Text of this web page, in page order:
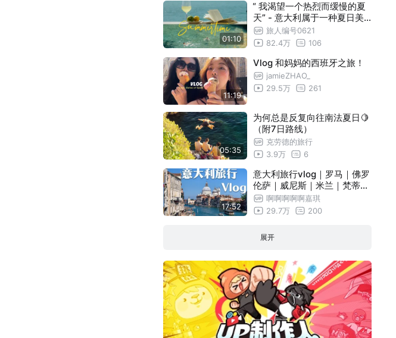
01:10
“ 我渴望一个热烈而缓慢的夏
天” - 意大利属于一种夏日美
学 旅人编号0621
82.4万
106
11:19
Vlog 和妈妈的西班牙之旅！
jamieZHAO_
29.5万
261
05:35
为何总是反复向往南法夏日🍋
（附7日路线）
克劳德的旅行
3.9万
6
17:52
意大利旅行vlog｜罗马｜佛罗
伦萨｜威尼斯｜米兰｜梵蒂冈
｜比萨｜五渔村｜和妈妈一起
的罗马假日
啊啊啊啊啊嘉琪
29.7万
200
展开